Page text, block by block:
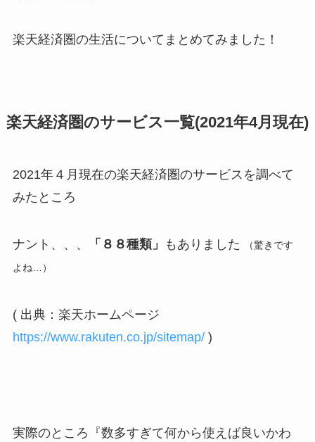
楽天経済圏の生活についてまとめてみました！
楽天経済圏のサービス一覧(2021年4月現在)
2021年４月現在の楽天経済圏のサービスを調べて
みたところ
ナント、、、 「８８種類」 もありました
（驚きです
よね…）
( 出典：楽天ホームページ
https://www.rakuten.co.jp/sitemap/)
実際のところ『数多すぎて何から使えば良いかわ